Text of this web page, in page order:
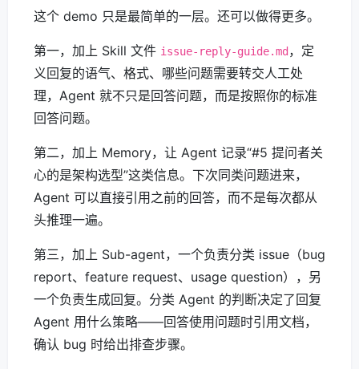
这个 demo 只是最简单的一层。还可以做得更多。
第一，加上 Skill 文件 issue-reply-guide.md ，定
义回复的语气、格式、哪些问题需要转交人工处
理，Agent 就不只是回答问题，而是按照你的标准
回答问题。
第二，加上 Memory，让 Agent 记录“#5 提问者关
心的是架构选型”这类信息。下次同类问题进来，
Agent 可以直接引用之前的回答，而不是每次都从
头推理一遍。
第三，加上 Sub-agent，一个负责分类 issue（bug
report、feature request、usage question），另
一个负责生成回复。分类 Agent 的判断决定了回复
Agent 用什么策略——回答使用问题时引用文档，
确认 bug 时给出排查步骤。